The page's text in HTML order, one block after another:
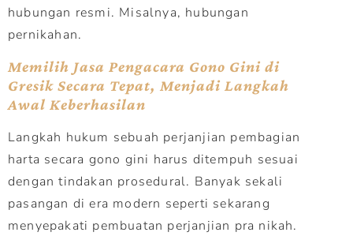
hubungan resmi. Misalnya, hubungan
pernikahan.
Memilih Jasa Pengacara Gono Gini di
Gresik Secara Tepat, Menjadi Langkah
Awal Keberhasilan
Langkah hukum sebuah perjanjian pembagian
harta secara gono gini harus ditempuh sesuai
dengan tindakan prosedural. Banyak sekali
pasangan di era modern seperti sekarang
menyepakati pembuatan perjanjian pra nikah.